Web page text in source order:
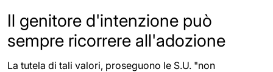
Il genitore d'intenzione può
sempre ricorrere all'adozione
La tutela di tali valori, proseguono le S.U. "non